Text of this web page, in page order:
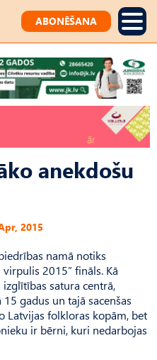
ABONĒŠANA
anekdošu
2015
namā notiks
2015” fināls. Kā
satura centrā,
gadus un tajā sacenšas
Latvijas folkloras kopām, bet
ir bērni, kuri nedarbojas